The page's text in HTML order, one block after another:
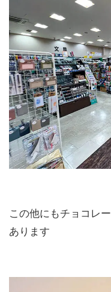
この他にもチョコレ
あります